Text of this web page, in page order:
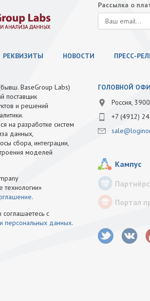
Рассылка о
РЕКВИЗИТЫ НОВОСТИ ПРЕСС-
BaseGroup Labs)
поставщик
и решений
на разработке систем
данных,
сбора, интеграции,
моделей
технологии»
.
соглашаетесь с
персональных данных.
ГОЛОВНОЙ
Россия,
+7 (4912)
Кампус
Портал